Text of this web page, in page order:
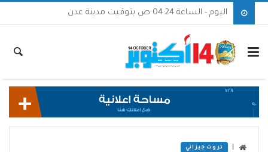
اليوم - الساعة 04:24 ص بتوقيت مدينة عدن
ثروت جيزاني